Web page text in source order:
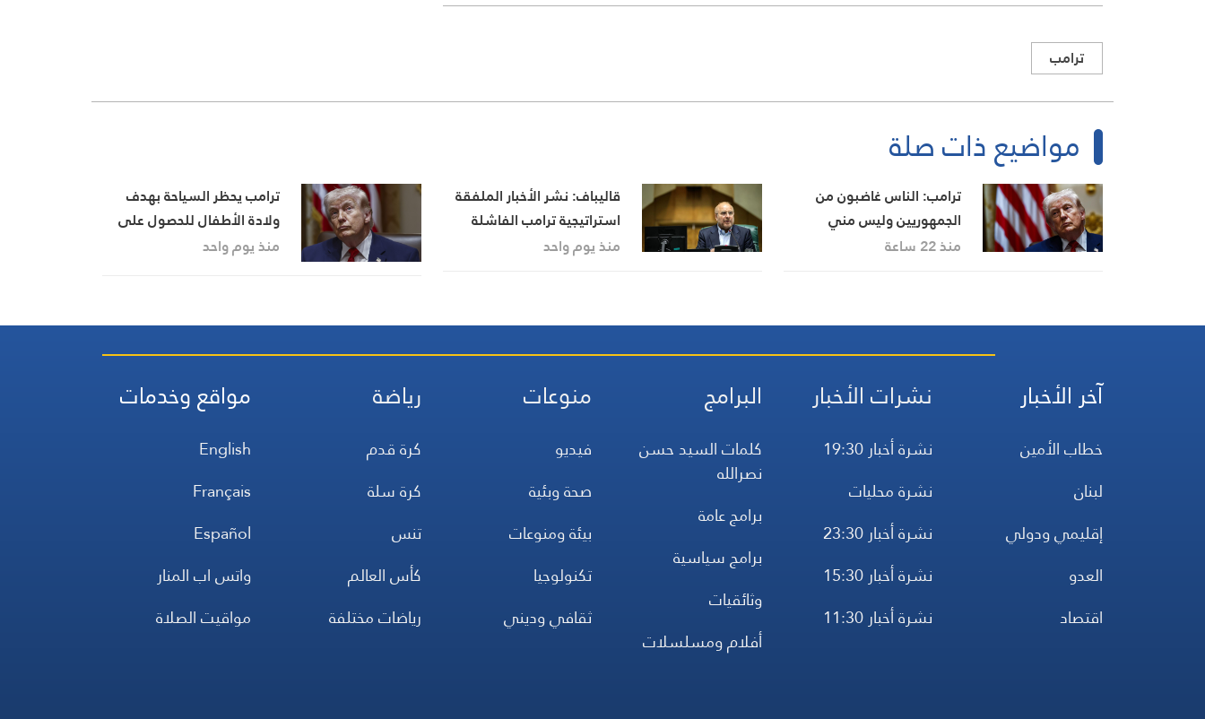
ترامب
مواضيع ذات صلة
ترامب: الناس غاضبون من
الجمهوريين وليس مني
منذ 22 ساعة
قاليباف: نشر الأخبار الملفقة
استراتيجية ترامب الفاشلة
منذ يوم واحد
ترامب يحظر السياحة بهدف
ولادة الأطفال للحصول على
الجنسية في الولايات المتحدة
منذ يوم واحد
آخر الأخبار
خطاب الأمين
لبنان
إقليمي ودولي
العدو
اقتصاد
نشرات الأخبار
نشرة أخبار 19:30
نشرة محليات
نشرة أخبار 23:30
نشرة أخبار 15:30
نشرة أخبار 11:30
البرامج
كلمات السيد حسن
نصرالله
برامج عامة
برامج سياسية
وثائقيات
أفلام ومسلسلات
منوعات
فيديو
صحة وبئية
بيئة ومنوعات
تكنولوجيا
ثقافي وديني
رياضة
كرة قدم
كرة سلة
تنس
كأس العالم
رياضات مختلفة
مواقع وخدمات
English
Français
Español
واتس اب المنار
مواقيت الصلاة